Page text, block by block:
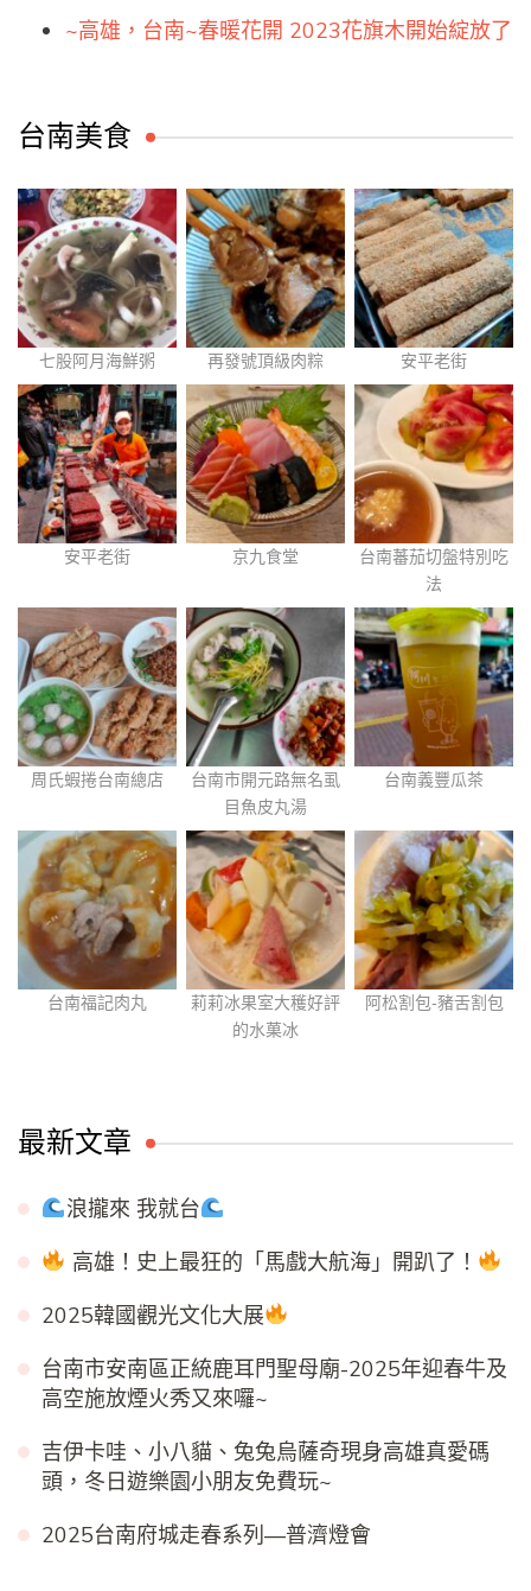
~高雄，台南~春暖花開 2023花旗木開始綻放了
台南美食
七股阿月海鮮粥 再發號頂級肉粽 安平老街
安平老街 京九食堂
台南蕃茄切盤特別吃
法
周氏蝦捲台南總店
台南市開元路無名虱
目魚皮丸湯
台南義豐瓜茶
台南福記肉丸
莉莉冰果室大穫好評
的水菓冰
阿松割包-豬舌割包
最新文章
浪攏來 我就台
高雄！史上最狂的「馬戲大航海」開趴了！
2025韓國觀光文化大展
台南市安南區正統鹿耳門聖母廟-2025年迎春牛及
高空施放煙火秀又來囉~
吉伊卡哇、小八貓、兔兔烏薩奇現身高雄真愛碼
頭，冬日遊樂園小朋友免費玩~
2025台南府城走春系列—普濟燈會